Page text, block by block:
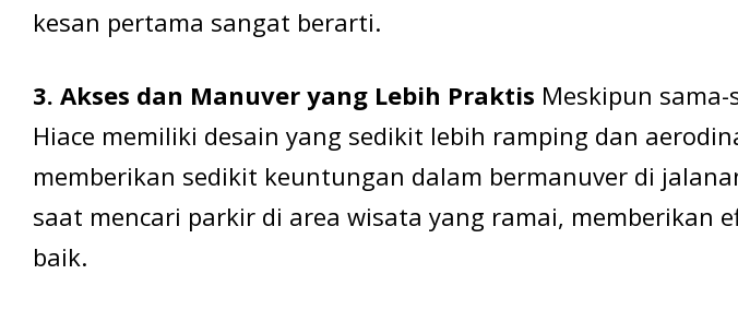
kesan pertama sangat berarti.
3. Akses dan Manuver yang Lebih Praktis Meskipun
Hiace memiliki desain yang sedikit lebih ramping dan
memberikan sedikit keuntungan dalam bermanuver di
saat mencari parkir di area wisata yang ramai, memberikan
baik.